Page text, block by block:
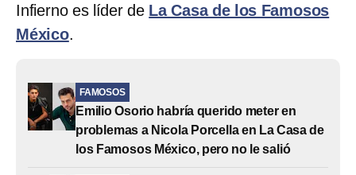
Infierno es líder de La Casa de los Famosos
México.
FAMOSOS
Emilio Osorio habría querido meter en
problemas a Nicola Porcella en La Casa de
los Famosos México, pero no le salió